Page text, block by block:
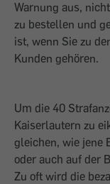
Warnung aus,
zu bestellen und
ist, wenn Sie zu
Kunden gehören.
Um die 40
Kaiserlautern zu
gleichen, wie jene
oder auch auf der
Zu oft wird die